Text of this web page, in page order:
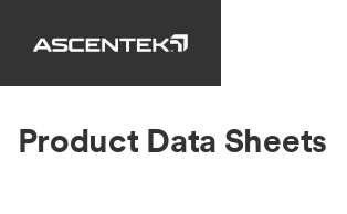
Product Data Sheets